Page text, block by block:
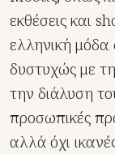
εκθέσεις και
ελληνική μόδα
δυστυχώς με
την διάλυση
προσωπικές
αλλά όχι